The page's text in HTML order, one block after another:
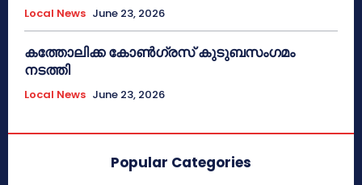
Local News June 23, 2026
കത്തോലിക്ക കോൺഗ്രസ് കുടുബസംഗമം
നടത്തി
Local News June 23, 2026
Popular Categories